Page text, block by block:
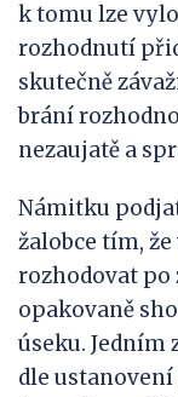
k tomu lze
rozhodnutí
skutečně
brání
nezaujatě a
Námitku
žalobce tím,
rozhodovat
opakovaně
úseku. Jedním
dle ustanovení